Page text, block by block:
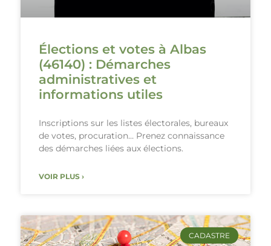
Élections et votes à Albas
(46140) : Démarches
administratives et
informations utiles
Inscriptions sur les listes électorales, bureaux
de votes, procuration… Prenez connaissance
des démarches liées aux élections.
VOIR PLUS ›
CADASTRE